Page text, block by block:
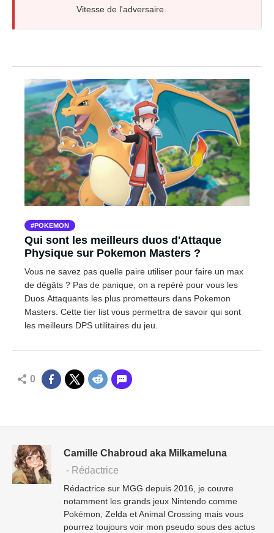
Vitesse de l'adversaire.
POKEMON
Qui sont les meilleurs duos d'Attaque
Physique sur Pokemon Masters ?
Vous ne savez pas quelle paire utiliser pour faire un max
de dégâts ? Pas de panique, on a repéré pour vous les
Duos Attaquants les plus prometteurs dans Pokemon
Masters. Cette tier list vous permettra de savoir qui sont
les meilleurs DPS utilitaires du jeu.
0
Camille Chabroud aka Milkameluna
- Rédactrice
Rédactrice sur MGG depuis 2016, je couvre
notamment les grands jeux Nintendo comme
Pokémon, Zelda et Animal Crossing mais vous
pourrez toujours voir mon pseudo sous des actus